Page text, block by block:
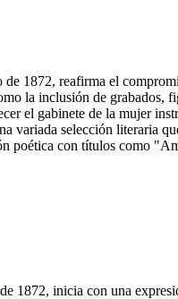
1872, reafirma el
la inclusión de grabados,
el gabinete de la mujer
variada selección literaria
poética con títulos como
1872, inicia con una